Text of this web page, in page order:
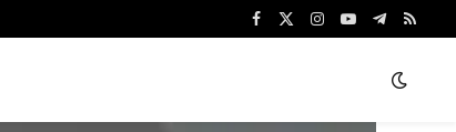
Facebook
X
Instagram
YouTube
Telegram
RSS